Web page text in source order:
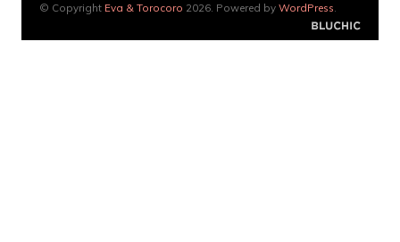
© Copyright Eva & Torocoro 2026. Powered by WordPress.